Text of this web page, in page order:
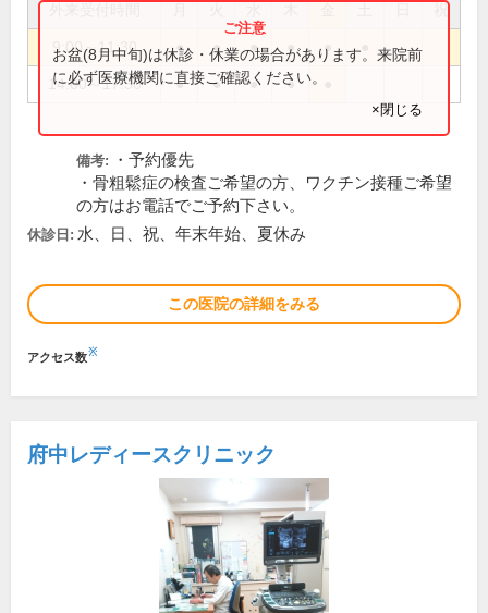
祝
9:00～11:30 ● ● ● ● ●
14:00～17:30 ● ● ● ●
お盆(8月中旬)は休診・休業の場合があります。来院前
に必ず医療機関に直接ご確認ください。
×閉じる
備考:
・予約優先
・骨粗鬆症の検査ご希望の方、ワクチン接種ご希望
の方はお電話でご予約下さい。
休診日: 水、日、祝、年末年始、夏休み
この医院の詳細をみる
アクセス数※
府中レディースクリニック